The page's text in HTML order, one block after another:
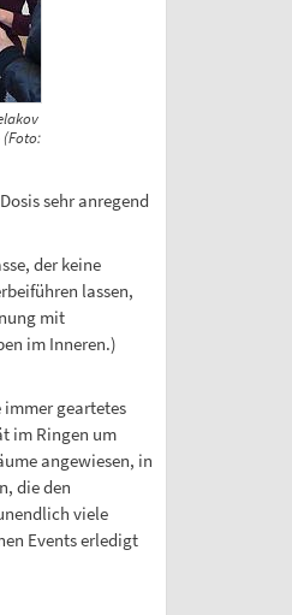
(Foto:
sehr anregend
der keine
lassen,
mit
im Inneren.)
immer geartetes
im Ringen um
angewiesen, in
die den
viele
Events erledigt